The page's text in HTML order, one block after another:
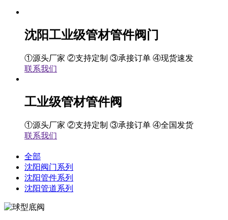
沈阳工业级管材管件阀门
①源头厂家 ②支持定制 ③承接订单 ④现货速发
联系我们
工业级管材管件阀
①源头厂家 ②支持定制 ③承接订单 ④全国发货
联系我们
全部
沈阳阀门系列
沈阳管件系列
沈阳管道系列